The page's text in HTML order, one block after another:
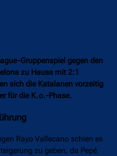
Gruppenspiel gegen den
zu Hause mit 2:1
sich die Katalanen vorzeitig
für die K.o.-Phase.
Rayo Vallecano schien es
zu geben, da Pepê